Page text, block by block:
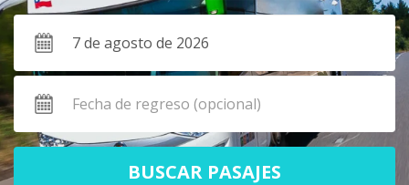
BUSCAR PASAJES